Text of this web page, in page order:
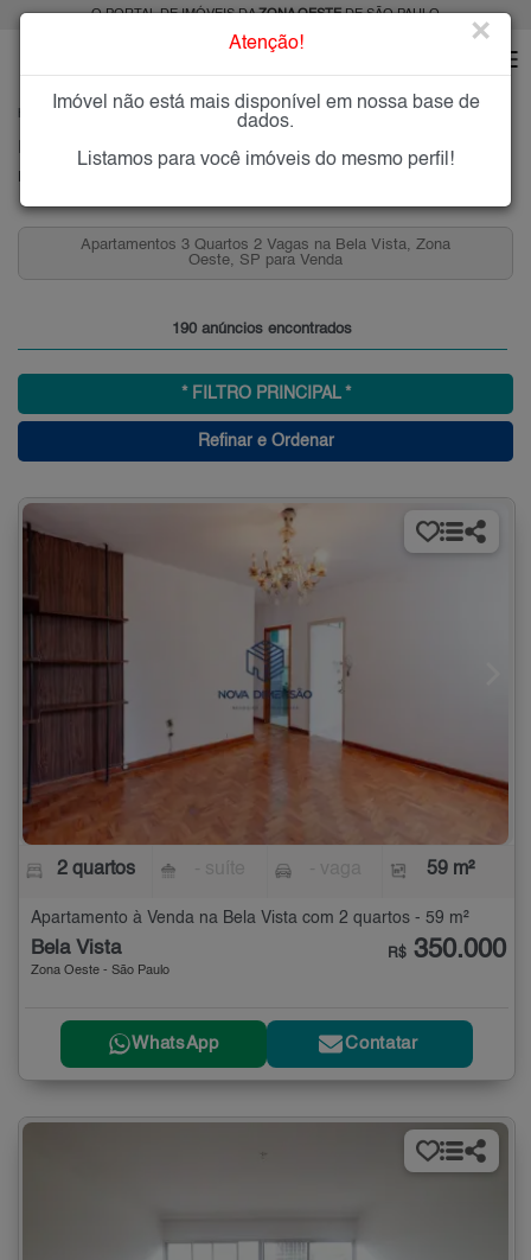
O PORTAL DE IMÓVEIS DAZONA OESTEDE SÃO PAULO
BELA VISTA
Imóveis à Venda na Bela Vista, Zona Oeste, SP
Apartamentos 2 Quartos na Bela Vista, Zona Oeste, SP
para Venda
190 anúncios encontrados
* FILTRO PRINCIPAL *
Refinar e Ordenar
2 quartos 59 m²
Apartamento à Venda na Bela Vista com 2 quartos - 59 m²
Bela Vista
Zona Oeste - São Paulo
R$ 350.000
WhatsApp Contatar
Atenção! ×
Imóvel não está mais disponível em nossa base de
dados.
Listamos para você imóveis do mesmo perfil!